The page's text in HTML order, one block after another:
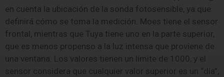
en cuenta la ubicación de la sonda fotosensible, ya que
definirá cómo se toma la medición. Moes tiene el sensor
frontal, mientras que Tuya tiene uno en la parte superior,
que es menos propenso a la luz intensa que proviene de
una ventana. Los valores tienen un límite de 1000, y el
sensor considera que cualquier valor superior es un “día”,